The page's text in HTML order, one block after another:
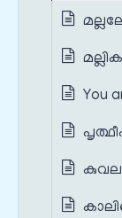
You